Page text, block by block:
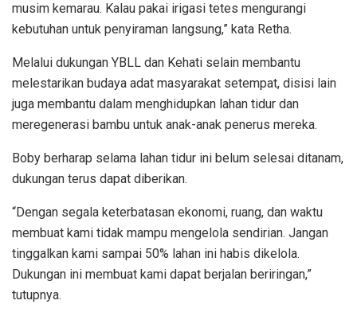
musim kemarau. Kalau pakai irigasi tetes mengurangi
kebutuhan untuk penyiraman langsung,” kata Retha.
Melalui dukungan YBLL dan Kehati selain membantu
melestarikan budaya adat masyarakat setempat, disisi lain
juga membantu dalam menghidupkan lahan tidur dan
meregenerasi bambu untuk anak-anak penerus mereka.
Boby berharap selama lahan tidur ini belum selesai ditanam,
dukungan terus dapat diberikan.
“Dengan segala keterbatasan ekonomi, ruang, dan waktu
membuat kami tidak mampu mengelola sendirian. Jangan
tinggalkan kami sampai 50% lahan ini habis dikelola.
Dukungan ini membuat kami dapat berjalan beriringan,”
tutupnya.